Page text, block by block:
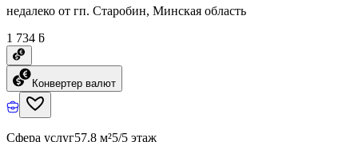
недалеко от гп. Старобин, Минская область
1 734 ƃ
Конвертер валют
Сфера услуг57.8 м²5/5 этаж